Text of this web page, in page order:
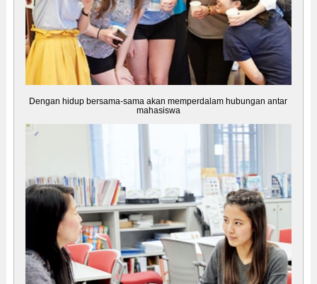
Dengan hidup bersama-sama akan memperdalam hubungan antar
mahasiswa